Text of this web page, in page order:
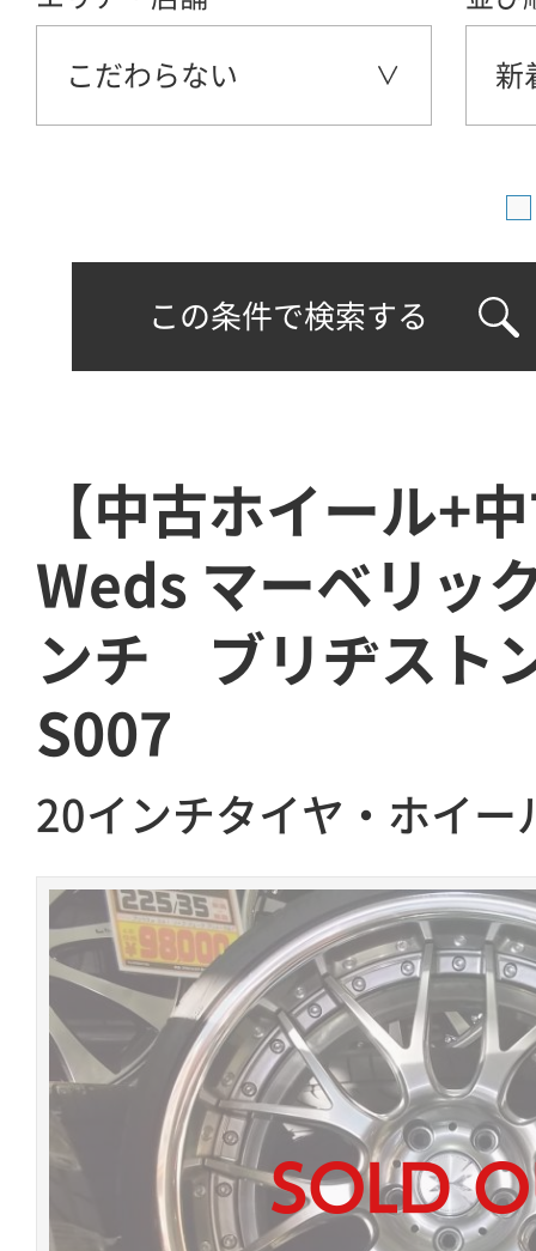
こだわらない 新
この条件で検索する
【中古ホイール+
Weds マーベリッ
ンチ ブリヂスト
S007
20インチタイヤ・ホイー